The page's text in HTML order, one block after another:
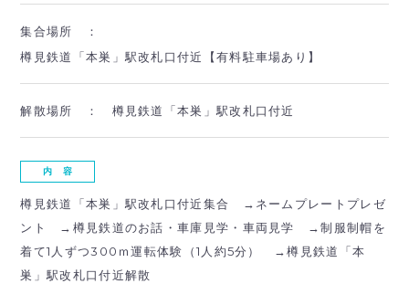
集合場所 ：
樽見鉄道「本巣」駅改札口付近【有料駐車場あり】
解散場所 ： 樽見鉄道「本巣」駅改札口付近
内 容
樽見鉄道「本巣」駅改札口付近集合 →ネームプレートプレゼ
ント →樽見鉄道のお話・車庫見学・車両見学 →制服制帽を
着て1人ずつ300ｍ運転体験（1人約5分） →樽見鉄道「本
巣」駅改札口付近解散